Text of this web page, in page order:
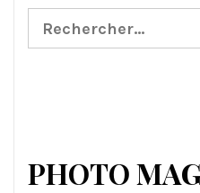
Rechercher :
PHOTO